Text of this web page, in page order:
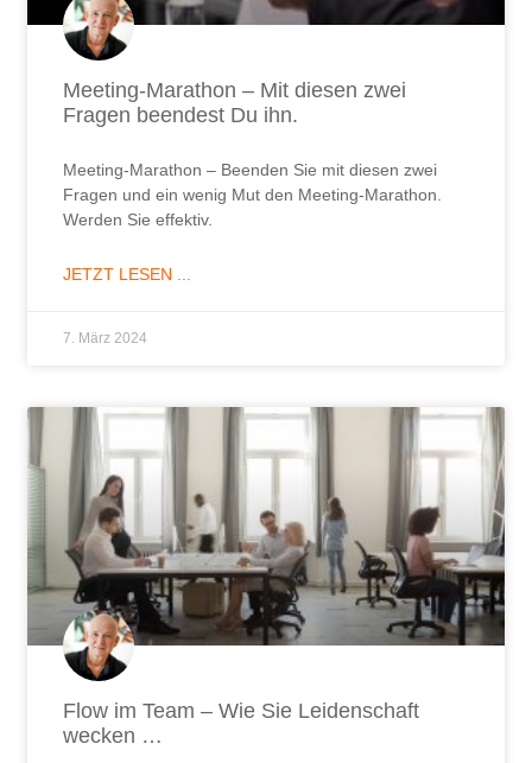
Meeting-Marathon – Mit diesen zwei
Fragen beendest Du ihn.
Meeting-Marathon – Beenden Sie mit diesen zwei
Fragen und ein wenig Mut den Meeting-Marathon.
Werden Sie effektiv.
JETZT LESEN ...
7. März 2024
Flow im Team – Wie Sie Leidenschaft
wecken …